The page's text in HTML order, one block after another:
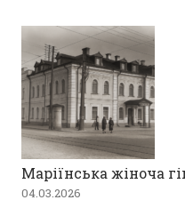
Маріїнська жіноча
04.03.2026